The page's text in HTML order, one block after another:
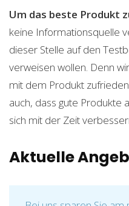
Um das beste Produkt
keine Informationsquelle
dieser Stelle auf den
verweisen wollen. Denn
mit dem Produkt
auch, dass gute Produkte
sich mit der Zeit
Aktuelle